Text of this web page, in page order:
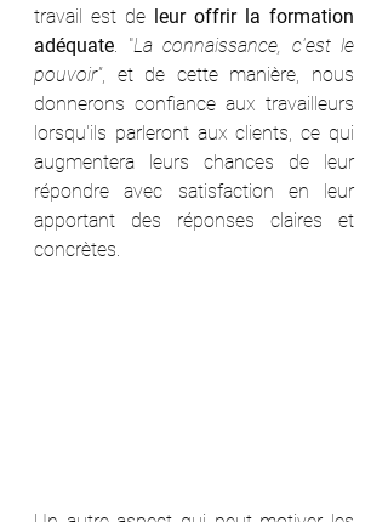
travail est de leur offrir la formation
adéquate. "La connaissance, c'est le
pouvoir", et de cette manière, nous
donnerons confiance aux travailleurs
lorsqu'ils parleront aux clients, ce qui
augmentera leurs chances de leur
répondre avec satisfaction en leur
apportant des réponses claires et
concrètes.